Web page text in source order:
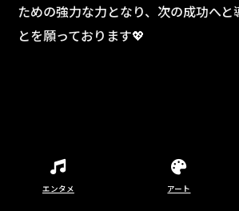
ための強力な力となり、次の成功へと
とを願っております💖
エンタメ アート